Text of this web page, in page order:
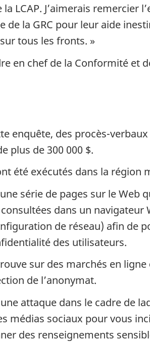
LCAP. J’aimerais remercier
de la GRC pour leur aide
tous les fronts. »
en chef de la Conformité et
enquête, des procès-
plus de 300 000 $.
été exécutés dans la région
série de pages sur le
dans un
de réseau) afin de
des utilisateurs.
sur des marchés en
de l’anonymat.
attaque dans le cadre de
médias sociaux pour vous
des renseignements